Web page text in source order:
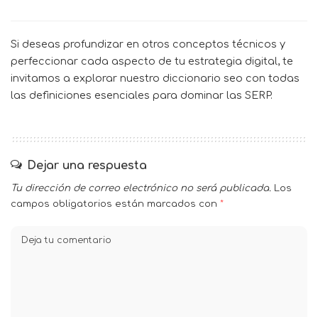
Si deseas profundizar en otros conceptos técnicos y
perfeccionar cada aspecto de tu estrategia digital, te
invitamos a explorar nuestro diccionario seo con todas
las definiciones esenciales para dominar las SERP.
Dejar una respuesta
Tu dirección de correo electrónico no será publicada. Los
campos obligatorios están marcados con *